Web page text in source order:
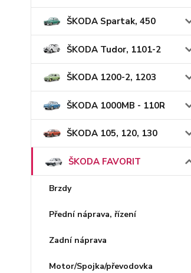
ŠKODA Spartak, 450
ŠKODA Tudor, 1101-2
ŠKODA 1200-2, 1203
ŠKODA 1000MB - 110R
ŠKODA 105, 120, 130
ŠKODA FAVORIT
Brzdy
Přední náprava, řízení
Zadní náprava
Motor/Spojka/převodovka